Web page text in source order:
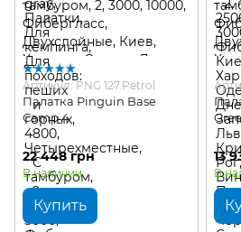
Артикул: PNG 127.Petrol
Палатка Pinguin Base
Camp 4
22 448 грн
В наличии
Купить
13
В